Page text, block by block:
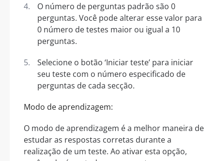
O número de perguntas padrão são 0
perguntas. Você pode alterar esse valor para
0 número de testes maior ou igual a 10
perguntas.
Selecione o botão ‘Iniciar teste’ para iniciar
seu teste com o número especificado de
perguntas de cada secção.
Modo de aprendizagem:
O modo de aprendizagem é a melhor maneira de
estudar as respostas corretas durante a
realização de um teste. Ao ativar esta opção,